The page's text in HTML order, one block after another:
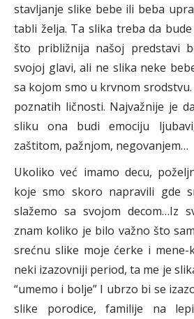
stavljanje slike bebe ili beba
tabli želja. Ta slika treba da
što približnija našoj predstavi
svojoj glavi, ali ne slika neke
sa kojom smo u krvnom
poznatih ličnosti. Najvažnije je
sliku ona budi emociju
zaštitom, pažnjom, negovanjem…
Ukoliko već imamo decu,
koje smo skoro napravili gde
slažemo sa svojom decom…Iz
znam koliko je bilo važno što
srećnu slike moje ćerke i
neki izazovniji period, ta me je
“umemo i bolje” I ubrzo bi se
slike porodice, familije na